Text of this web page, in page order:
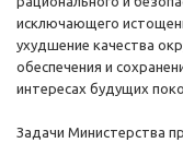
исключающего
ухудшение качества
обеспечения и
интересах будущих
Задачи Министерства